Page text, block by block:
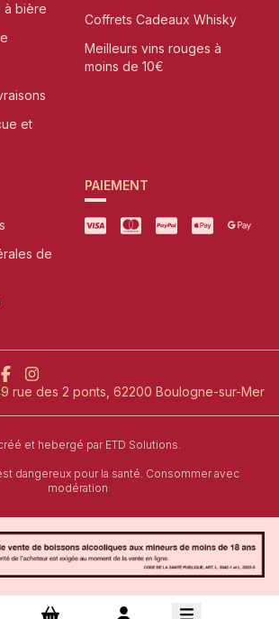
à bière
et
Coffrets Cadeaux Whisky
Meilleurs vins rouges à
moins de 10€
de
PAIEMENT
rue des 2 ponts, 62200 Boulogne-sur-Mer
et hebergé parl'agence de création de site
ETD Solutions.
dangereux pour la santé. Consommer avec
modération